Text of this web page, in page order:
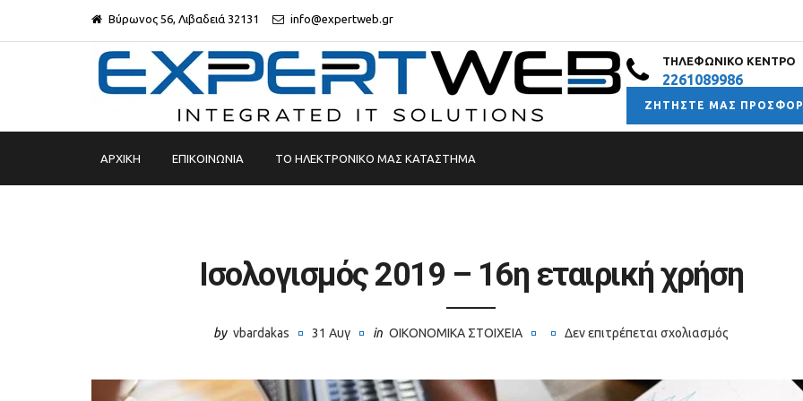
Βύρωνος 56, Λιβαδειά 32131 info@expertweb.gr
ΤΗΛΕΦΩΝΙΚΌ ΚΈΝΤΡΟ
2261089986
ΖΗΤΉΣΤΕ ΜΑΣ
ΑΡΧΙΚΉ EΠΙΚΟΙΝΩΝΊΑ TO ΗΛΕΚΤΡΟΝΙΚΟ ΜΑΣ ΚΑΤΑΣΤΗΜΑ
Iσολογισμός 2019 – 16η εταιρική χρήση
by vbardakas 31 Αυγ in ΟΙΚΟΝΟΜΙΚΆ ΣΤΟΙΧΕΊΑ
Δεν επιτρέπεται σχολιασμός